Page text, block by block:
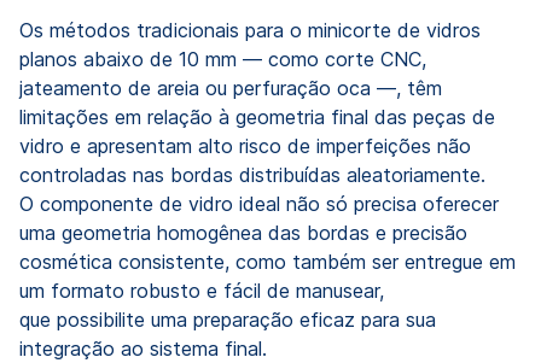
Os métodos tradicionais para o minicorte de vidros
planos abaixo de 10 mm — como corte CNC,
jateamento de areia ou perfuração oca —, têm
limitações em relação à geometria final das peças de
vidro e apresentam alto risco de imperfeições não
controladas nas bordas distribuídas aleatoriamente.
O componente de vidro ideal não só precisa oferecer
uma geometria homogênea das bordas e precisão
cosmética consistente, como também ser entregue em
um formato robusto e fácil de manusear,
que possibilite uma preparação eficaz para sua
integração ao sistema final.